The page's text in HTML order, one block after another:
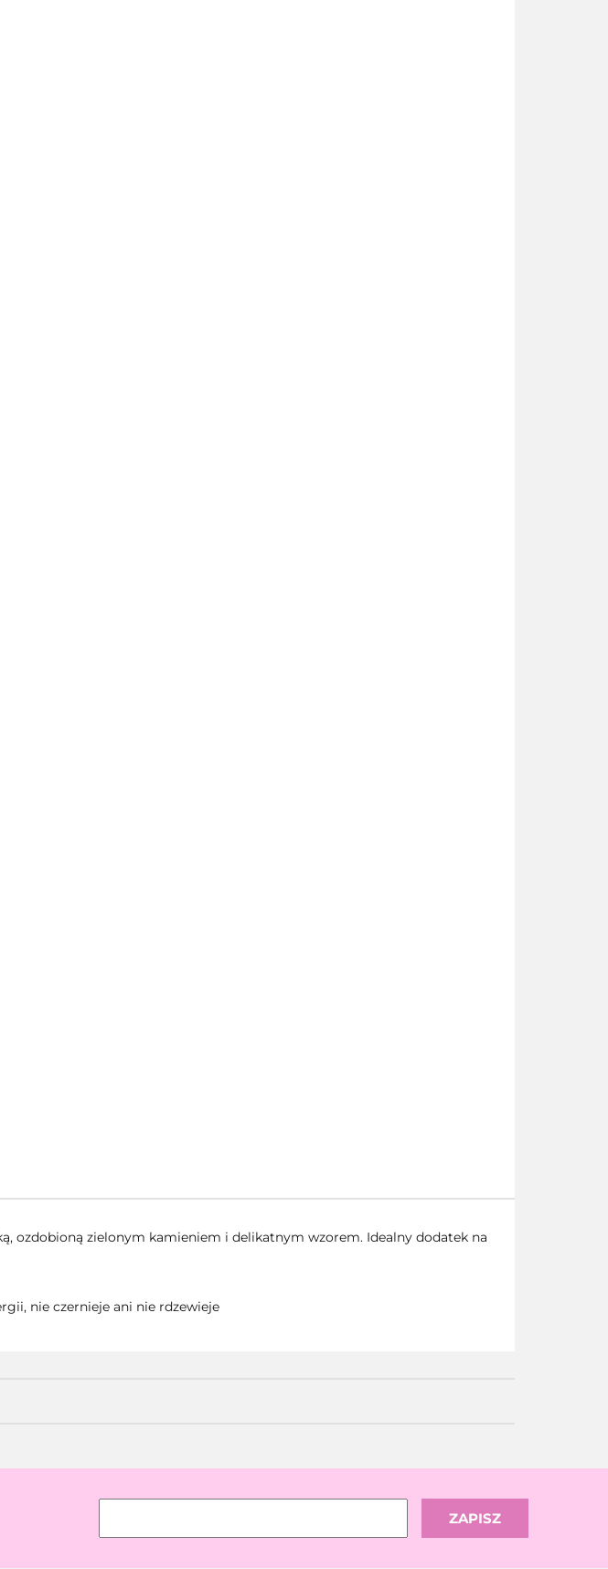
ozdobioną zielonym kamieniem i delikatnym wzorem. Idealny dodatek na
nie czernieje ani nie rdzewieje